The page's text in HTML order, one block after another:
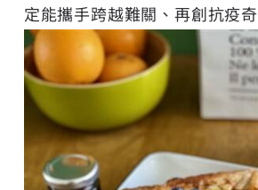
定能攜手跨越難關、再創抗疫奇